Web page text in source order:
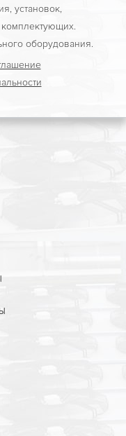
установок,
оборудования.